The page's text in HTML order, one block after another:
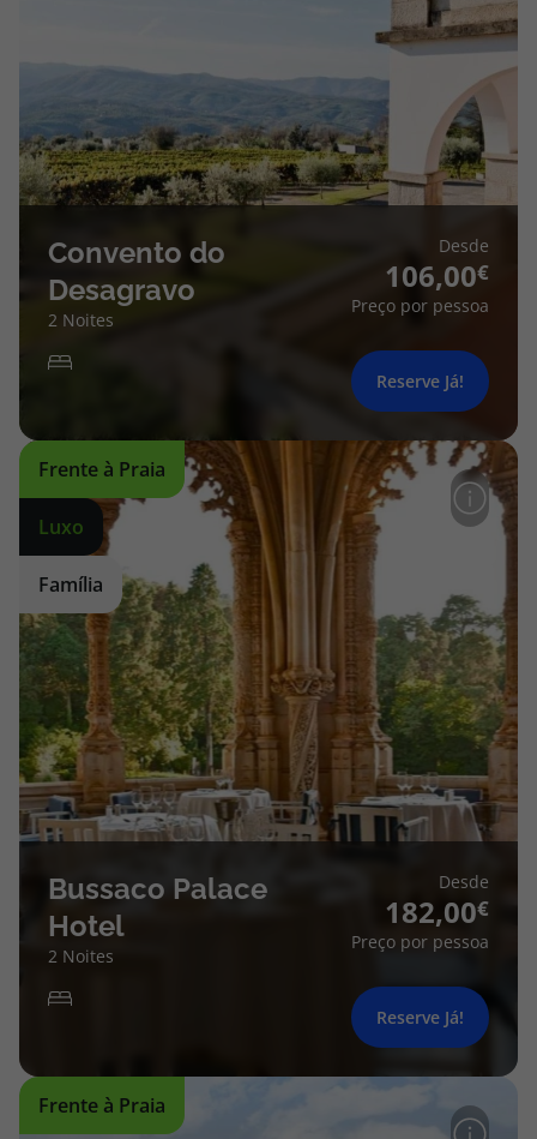
topatlantico@topatlantico.com
Convento do
Desagravo
2 Noites
Desde
106,00
Preço por pessoa
Reserve Já!
Frente à Praia
Luxo
Família
Bussaco Palace
Hotel
2 Noites
Desde
182,00
Preço por pessoa
Reserve Já!
Frente à Praia